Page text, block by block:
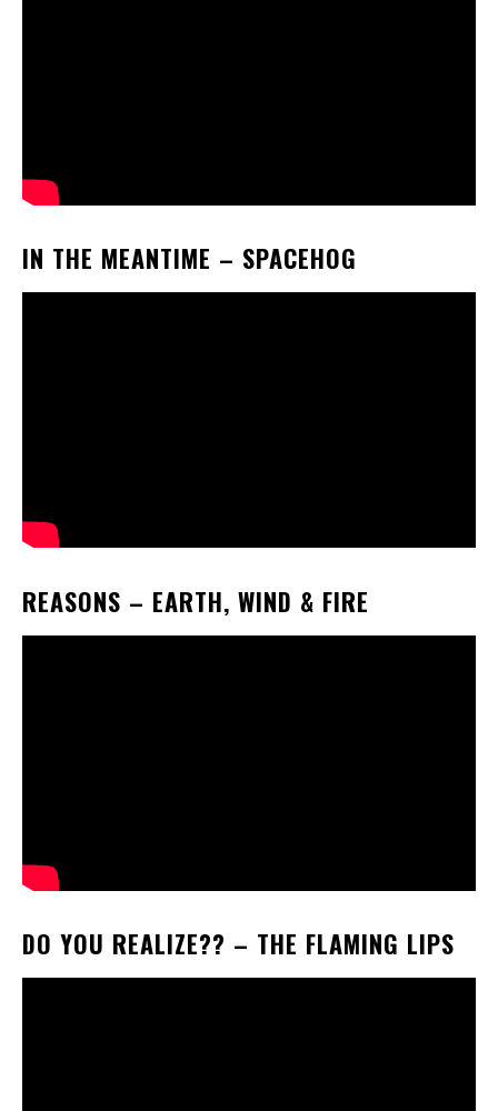
IN THE MEANTIME – SPACEHOG
REASONS – EARTH, WIND & FIRE
DO YOU REALIZE?? – THE FLAMING LIPS